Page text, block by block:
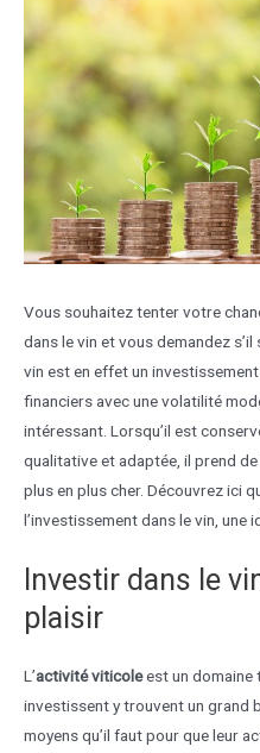
Vous souhaitez tenter votre
dans le vin et vous demandez s’il
vin est en effet un
financiers avec une volatilité
intéressant. Lorsqu’il est
qualitative et adaptée, il prend
plus en plus cher. Découvrez ici
l’investissement dans le vin, une
Investir dans le
plaisir
L’activité viticoleest un domaine
investissent y trouvent un grand
moyens qu’il faut pour que leur